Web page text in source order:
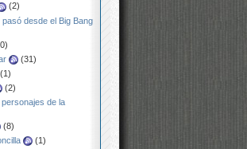
(2)
pasó desde el Big Bang
(31)
(1)
(2)
de la
(8)
(1)